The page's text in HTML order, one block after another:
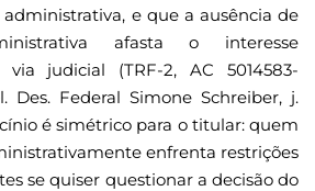
e que a ausência de
afasta o interesse
judicial (TRF-2, AC 5014583-
Des. Federal Simone Schreiber, j.
é simétrico para o titular: quem
enfrenta restrições
se quiser questionar a decisão do